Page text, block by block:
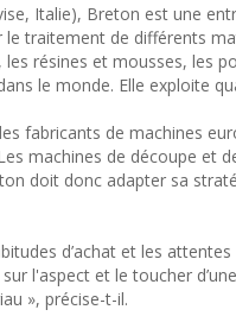
Italie), Breton est une
le traitement de différents
résines et mousses, les
le monde. Elle exploite
fabricants de machines
machines de découpe
doit donc adapter sa
d’achat et les
l'aspect et le toucher
», précise-t-il.